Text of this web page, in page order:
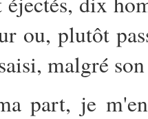
ou, plutôt
malgré
part, je